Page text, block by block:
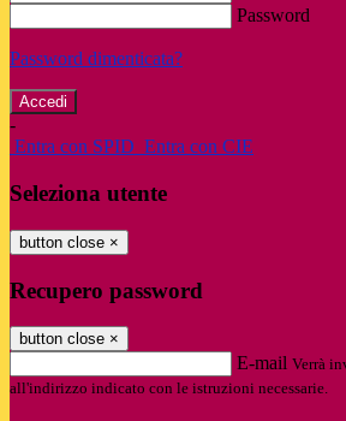
Password
Password dimenticata?
-
Entra con SPID Entra con CIE
Seleziona utente
button close ×
Recupero password
button close ×
E-mail Verrà
all'indirizzo indicato con le istruzioni necessarie.